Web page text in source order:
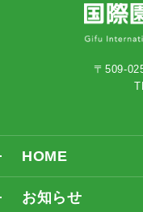
〒509-
HOME
お知らせ